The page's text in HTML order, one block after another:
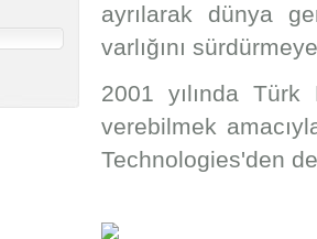
ayrılarak dünya
varlığını
2001 yılında
verebilmek
Technologies'den